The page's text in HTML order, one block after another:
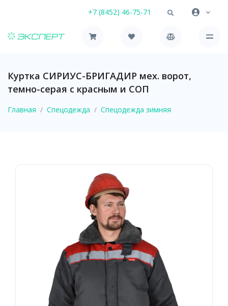
+7 (8452) 46-75-71
Куртка СИРИУС-БРИГАДИР мех. ворот,
темно-серая с красным и СОП
Главная Спецодежда Спецодежда зимняя